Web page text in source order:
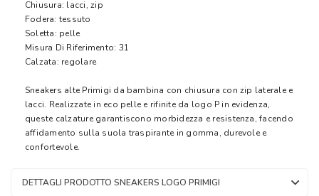
Chiusura: lacci, zip
Fodera: tessuto
Soletta: pelle
Misura Di Riferimento: 31
Calzata: regolare
Sneakers alte Primigi da bambina con chiusura con zip laterale e
lacci. Realizzate in eco pelle e rifinite da logo P in evidenza,
queste calzature garantiscono morbidezza e resistenza, facendo
affidamento sulla suola traspirante in gomma, durevole e
confortevole.
DETTAGLI PRODOTTO SNEAKERS LOGO PRIMIGI